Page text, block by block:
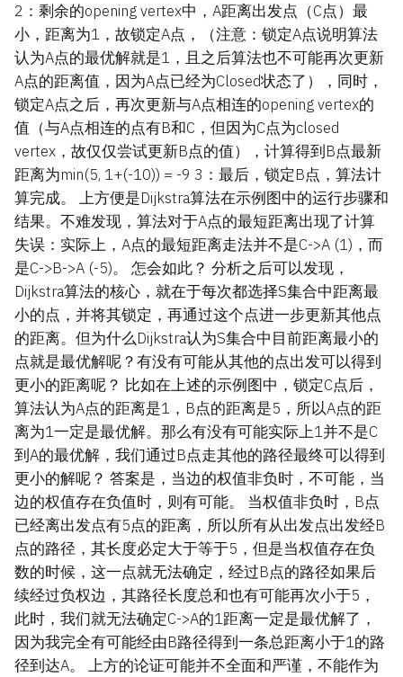
2：剩余的opening vertex中，A距离出发点（C点）最
小，距离为1，故锁定A点，（注意：锁定A点说明算法
认为A点的最优解就是1，且之后算法也不可能再次更新
A点的距离值，因为A点已经为Closed状态了），同时，
锁定A点之后，再次更新与A点相连的opening vertex的
值（与A点相连的点有B和C，但因为C点为closed
vertex，故仅仅尝试更新B点的值），计算得到B点最新
距离为min(5, 1+(-10)) = -9 3：最后，锁定B点，算法计
算完成。 上方便是Dijkstra算法在示例图中的运行步骤和
结果。不难发现，算法对于A点的最短距离出现了计算
失误：实际上，A点的最短距离走法并不是C->A (1)，而
是C->B->A (-5)。 怎会如此？ 分析之后可以发现，
Dijkstra算法的核心，就在于每次都选择S集合中距离最
小的点，并将其锁定，再通过这个点进一步更新其他点
的距离。但为什么Dijkstra认为S集合中目前距离最小的
点就是最优解呢？有没有可能从其他的点出发可以得到
更小的距离呢？ 比如在上述的示例图中，锁定C点后，
算法认为A点的距离是1，B点的距离是5，所以A点的距
离为1一定是最优解。那么有没有可能实际上1并不是C
到A的最优解，我们通过B点走其他的路径最终可以得到
更小的解呢？ 答案是，当边的权值非负时，不可能，当
边的权值存在负值时，则有可能。 当权值非负时，B点
已经离出发点有5点的距离，所以所有从出发点出发经B
点的路径，其长度必定大于等于5，但是当权值存在负
数的时候，这一点就无法确定，经过B点的路径如果后
续经过负权边，其路径长度总和也有可能再次小于5，
此时，我们就无法确定C->A的1距离一定是最优解了，
因为我完全有可能经由B路径得到一条总距离小于1的路
径到达A。 上方的论证可能并不全面和严谨，不能作为